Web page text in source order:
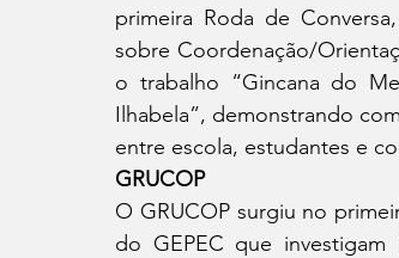
primeira Roda de
sobre Coordenação/
o trabalho “Gincana do
Ilhabela”, demonstrando
entre escola, estudantes e
GRUCOP
O GRUCOP surgiu no
do GEPEC que